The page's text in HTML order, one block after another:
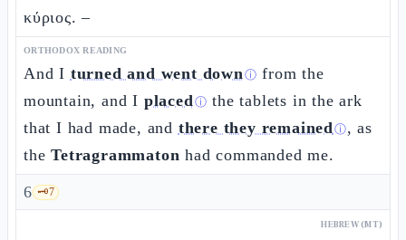
κύριος. –
ORTHODOX READING
And I turned and went downⓘ from the
mountain, and I placedⓘ the tablets in the ark
that I had made, and there they remainedⓘ, as
theTetragrammaton had commanded me.
6 🗝️7
HEBREW (MT)